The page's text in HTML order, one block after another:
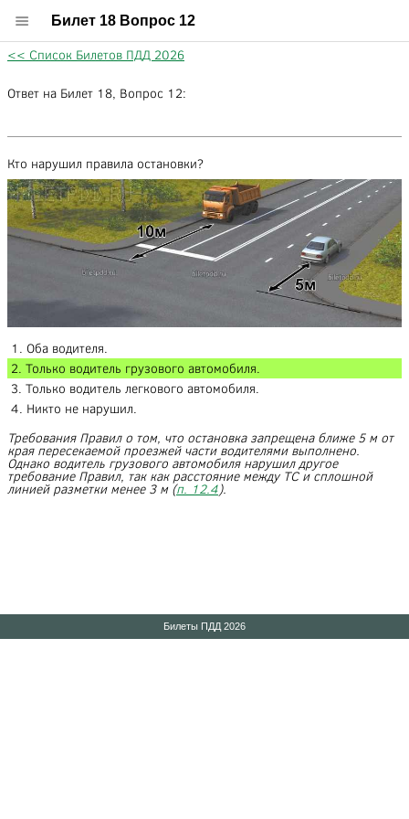
Билет 18 Вопрос 12
<< Список Билетов ПДД 2026
Ответ на Билет 18, Вопрос 12:
Кто нарушил правила остановки?
1. Оба водителя.
2. Только водитель грузового автомобиля.
3. Только водитель легкового автомобиля.
4. Никто не нарушил.
Требования Правил о том, что остановка запрещена ближе 5 м от
края пересекаемой проезжей части водителями выполнено.
Однако водитель грузового автомобиля нарушил другое
требование Правил, так как расстояние между ТС и сплошной
линией разметки менее 3 м (п. 12.4).
Билеты ПДД 2026